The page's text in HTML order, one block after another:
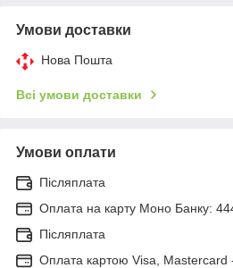
Умови доставки
Нова Пошта
Всі умови доставки
Умови оплати
Післяплата
Оплата на карту Моно Банку:
Післяплата
Оплата картою Visa, Mastercard